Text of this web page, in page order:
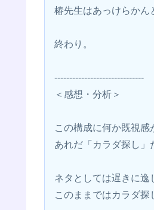
椿先生はあっけらかん
終わり。
------------------------------
＜感想・分析＞
この構成に何か既視感
あれだ「カラダ探し」
ネタとしては遅きに逸
このままではカラダ探